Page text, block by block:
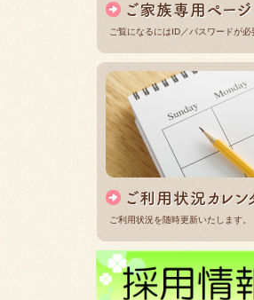
ご覧になるにはID／パスワードが必
ご利用状況を随時更新いたします。